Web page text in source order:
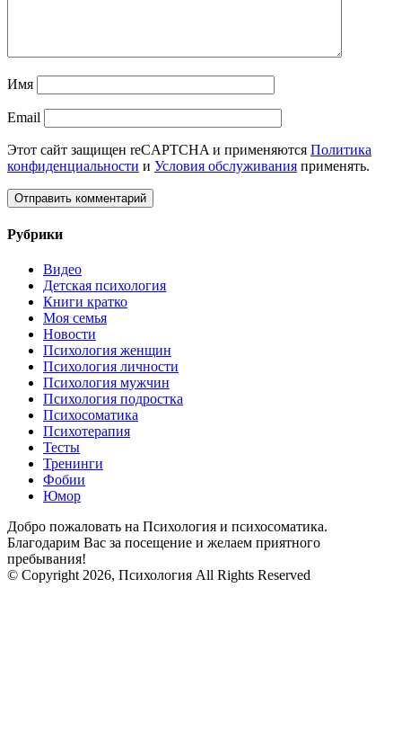
Имя
Email
Этот сайт защищен reCAPTCHA и применяются Политика
конфиденциальности и Условия обслуживания применять.
Рубрики
Видео
Детская психология
Книги кратко
Моя семья
Новости
Психология женщин
Психология личности
Психология мужчин
Психология подростка
Психосоматика
Психотерапия
Тесты
Тренинги
Фобии
Юмор
Добро пожаловать на Психология и психосоматика.
Благодарим Вас за посещение и желаем приятного
пребывания!
© Copyright 2026, Психология All Rights Reserved